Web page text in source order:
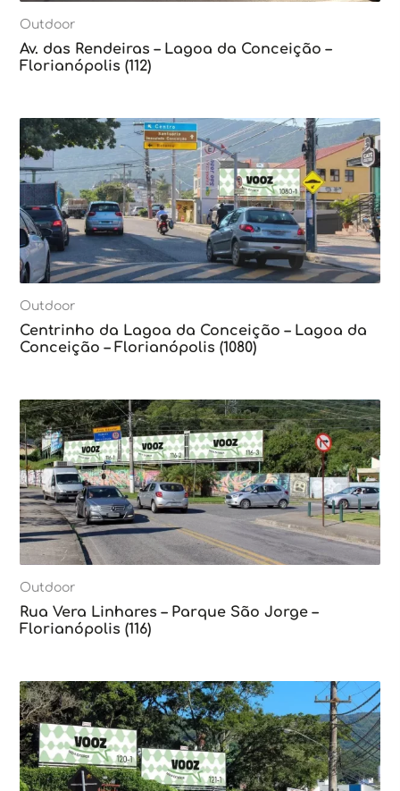
Outdoor
Av. das Rendeiras – Lagoa da Conceição –
Florianópolis (112)
Outdoor
Centrinho da Lagoa da Conceição – Lagoa da
Conceição – Florianópolis (1080)
Outdoor
Rua Vera Linhares – Parque São Jorge –
Florianópolis (116)